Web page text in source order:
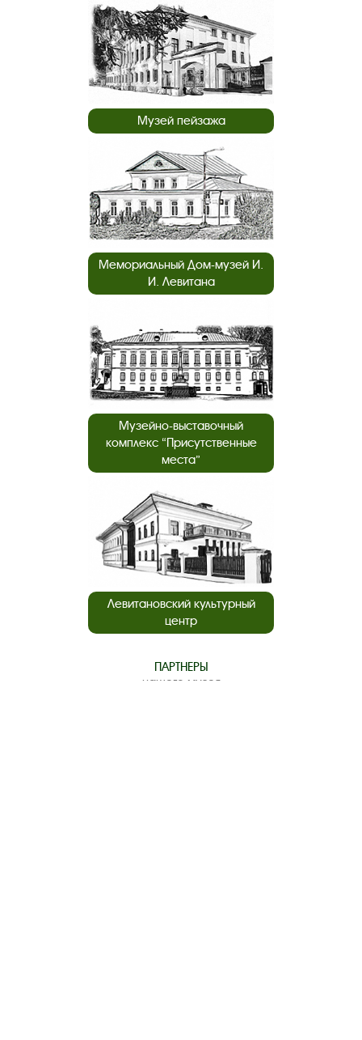
Музей пейзажа
Мемориальный Дом-музей И.
И. Левитана
Музейно-выставочный
комплекс “Присутственные
места”
Левитановский культурный
центр
ПАРТНЕРЫ
нашего музея